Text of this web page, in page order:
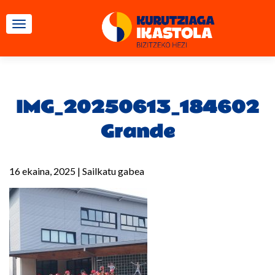
TOGGLE NAVIGATION
IMG_20250613_184602
Grande
16 ekaina, 2025 | Sailkatu gabea